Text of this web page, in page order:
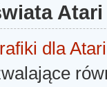
Atari
dla Atari